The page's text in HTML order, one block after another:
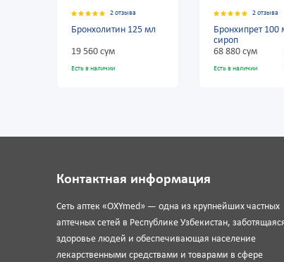
2 отзыва
Бронхолитин 125 мл
2 отзыва
Бронхипрет 100 мл
Контактная информация
Сеть аптек «OXYmed» — одна из крупнейших частных
аптечных сетей в Республике Узбекистан,
здоровье людей и обеспечивающая население
лекарственными средствами и товарами в сфере